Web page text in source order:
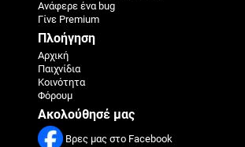
Ανάφερε ένα bug
Γίνε Premium
Πλοήγηση
Αρχική
Παιχνίδια
Κοινότητα
Φόρουμ
Ακολούθησέ μας
Βρες μας στο Facebook